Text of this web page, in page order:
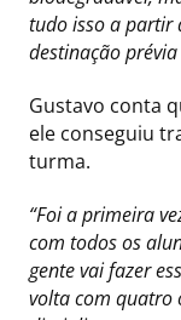
tudo isso a partir
destinação
Gustavo conta
ele conseguiu
turma.
“Foi a primeira
com todos os
gente vai fazer
volta com quatro